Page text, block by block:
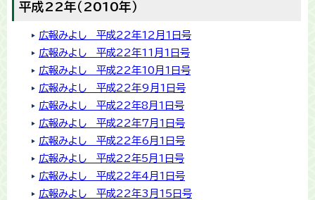
平成22年（2010年）
広報みよし 平成22年12月1日号
広報みよし 平成22年11月1日号
広報みよし 平成22年10月1日号
広報みよし 平成22年9月1日号
広報みよし 平成22年8月1日号
広報みよし 平成22年7月1日号
広報みよし 平成22年6月1日号
広報みよし 平成22年5月1日号
広報みよし 平成22年4月1日号
広報みよし 平成22年3月15日号